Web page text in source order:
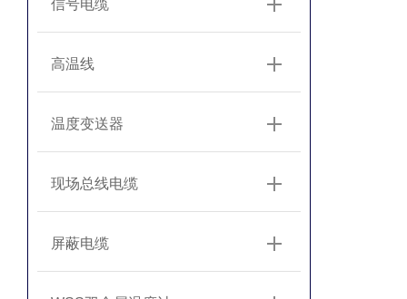
信号电缆
高温线
温度变送器
现场总线电缆
屏蔽电缆